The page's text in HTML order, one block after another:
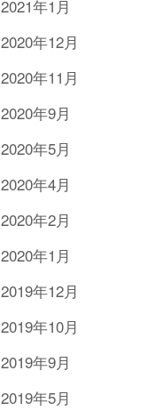
2021年1月
2020年12月
2020年11月
2020年9月
2020年5月
2020年4月
2020年2月
2020年1月
2019年12月
2019年10月
2019年9月
2019年5月